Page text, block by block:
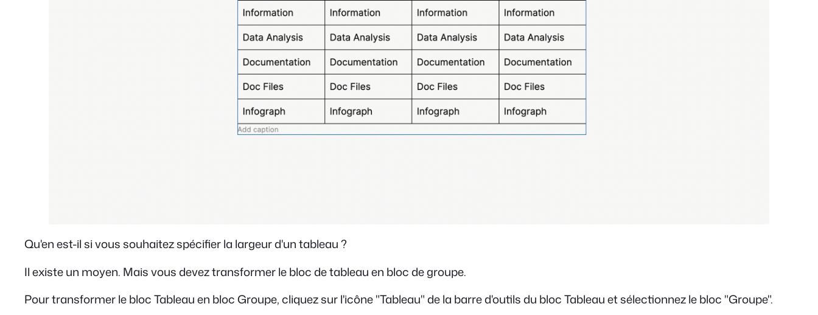
Qu'en est-il si vous souhaitez spécifier la largeur d'un tableau ?
Il existe un moyen. Mais vous devez transformer le bloc de tableau en bloc de groupe.
Pour transformer le bloc Tableau en bloc Groupe, cliquez sur l'icône "Tableau" de la barre d'outils du bloc Tableau et sélectionnez le bloc "Groupe".